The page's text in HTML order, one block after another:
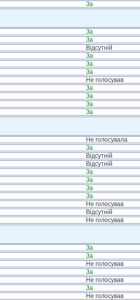
За
За
За
Відсутній
За
За
За
Не голосував
За
За
За
За
Не голосувала
За
Відсутній
Відсутній
За
За
За
За
Не голосував
Відсутній
Не голосував
За
За
Не голосував
За
Не голосував
За
Не голосував